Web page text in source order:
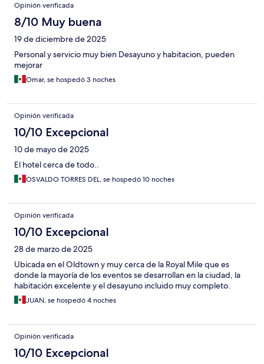
Opinión verificada
8/10 Muy buena
19 de diciembre de 2025
Personal y servicio muy bien Desayuno y habitacion, pueden
mejorar
Omar, se hospedó 3 noches
Opinión verificada
10/10 Excepcional
10 de mayo de 2025
El hotel cerca de todo..
OSVALDO TORRES DEL, se hospedó 10 noches
Opinión verificada
10/10 Excepcional
28 de marzo de 2025
Ubicada en el Oldtown y muy cerca de la Royal Mile que es
donde la mayoría de los eventos se desarrollan en la ciudad, la
habitación excelente y el desayuno incluido muy completo.
JUAN, se hospedó 4 noches
Opinión verificada
10/10 Excepcional